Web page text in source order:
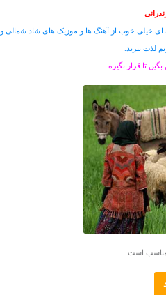
خیلی خوب از آهنگ ها و موزیک های شاد شمالی و
لذت ببرید.
تا قرار بگیره
است